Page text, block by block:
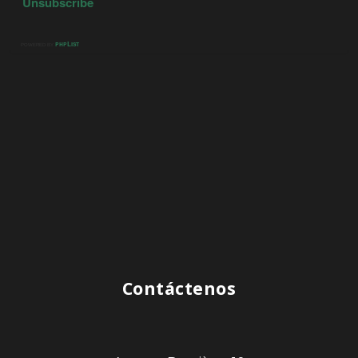
Contáctenos